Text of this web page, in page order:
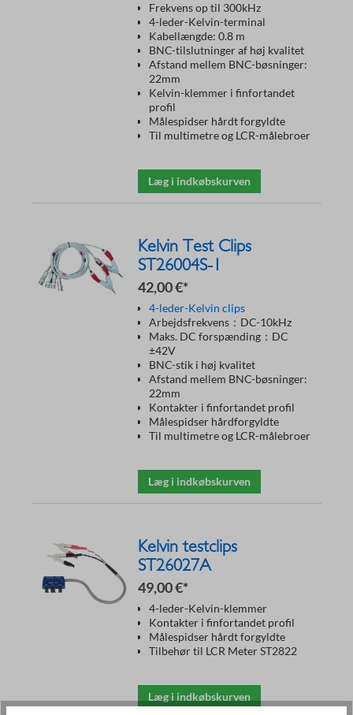
Frekvens op til 300kHz
4-leder-Kelvin-terminal
Kabellængde: 0.8 m
BNC-tilslutninger af høj kvalitet
Afstand mellem BNC-bøsninger:
22mm
Kelvin-klemmer i finfortandet
profil
Målespidser hårdt forgyldte
Til multimetre og LCR-målebroer
Læg i indkøbskurven
Kelvin Test Clips
ST26004S-1
42,00 €*
4-leder-Kelvin clips
Arbejdsfrekvens：DC-10kHz
Maks. DC forspænding：DC
±42V
BNC-stik i høj kvalitet
Afstand mellem BNC-bøsninger:
22mm
Kontakter i finfortandet profil
Målespidser hårdforgyldte
Til multimetre og LCR-målebroer
Læg i indkøbskurven
Kelvin testclips
ST26027A
49,00 €*
4-leder-Kelvin-klemmer
Kontakter i finfortandet profil
Målespidser hårdt forgyldte
Tilbehør til LCR Meter ST2822
Læg i indkøbskurven